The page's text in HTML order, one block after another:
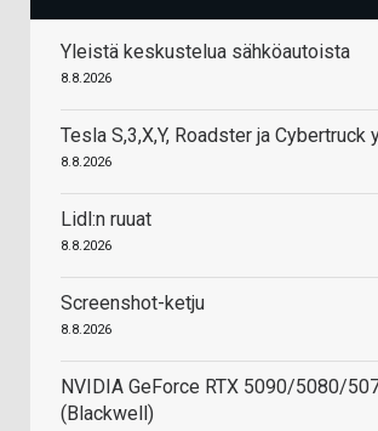
Yleistä keskustelua sähköautoista
8.8.2026
Tesla S,3,X,Y, Roadster ja Cybertruck
8.8.2026
Lidl:n ruuat
8.8.2026
Screenshot-ketju
8.8.2026
NVIDIA GeForce RTX 5090/5080/
(Blackwell)